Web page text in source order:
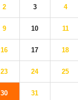
2 3 4
9 10 11
16 17 18
23 24 25
30 31